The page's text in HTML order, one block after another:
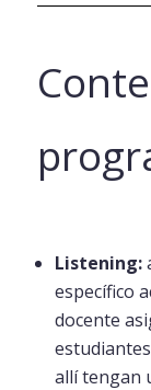
Listening:
específico
docente
allí tengan